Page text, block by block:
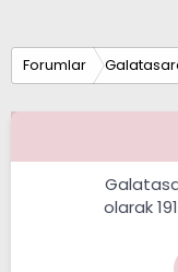
Forumlar
olarak